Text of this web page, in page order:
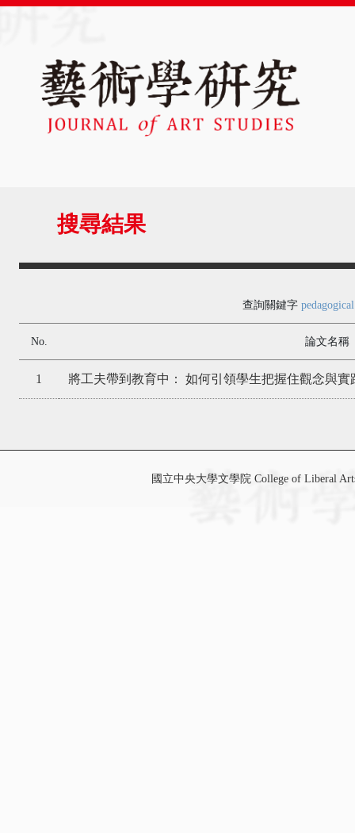
搜尋結果
查詢關鍵字
No. 論文名稱
1 將工夫帶到教育中： 如何引領學生把握住觀念與實
國立中央大學文學院 College of Liberal